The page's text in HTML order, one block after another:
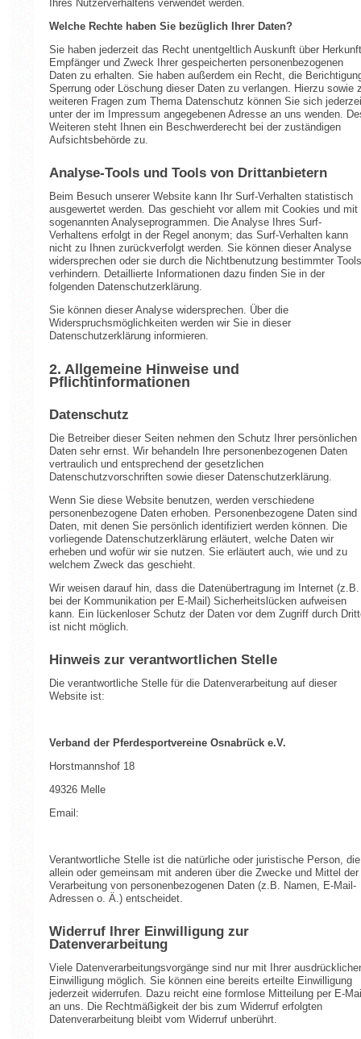
Ihres Nutzerverhaltens verwendet werden.
Welche Rechte haben Sie bezüglich Ihrer Daten?
Sie haben jederzeit das Recht unentgeltlich Auskunft über
Empfänger und Zweck Ihrer gespeicherten personenbezogenen
Daten zu erhalten. Sie haben außerdem ein Recht, die
Sperrung oder Löschung dieser Daten zu verlangen. Hierzu sowie
weiteren Fragen zum Thema Datenschutz können Sie sich
unter der im Impressum angegebenen Adresse an uns wenden.
Weiteren steht Ihnen ein Beschwerderecht bei der zuständigen
Aufsichtsbehörde zu.
Analyse-Tools und Tools von Drittanbietern
Beim Besuch unserer Website kann Ihr Surf-Verhalten statistisch
ausgewertet werden. Das geschieht vor allem mit Cookies und mit
sogenannten Analyseprogrammen. Die Analyse Ihres Surf-
Verhaltens erfolgt in der Regel anonym; das Surf-Verhalten kann
nicht zu Ihnen zurückverfolgt werden. Sie können dieser Analyse
widersprechen oder sie durch die Nichtbenutzung bestimmter Tools
verhindern. Detaillierte Informationen dazu finden Sie in der
folgenden Datenschutzerklärung.
Sie können dieser Analyse widersprechen. Über die
Widerspruchsmöglichkeiten werden wir Sie in dieser
Datenschutzerklärung informieren.
2. Allgemeine Hinweise und
Pflichtinformationen
Datenschutz
Die Betreiber dieser Seiten nehmen den Schutz Ihrer persönlichen
Daten sehr ernst. Wir behandeln Ihre personenbezogenen Daten
vertraulich und entsprechend der gesetzlichen
Datenschutzvorschriften sowie dieser Datenschutzerklärung.
Wenn Sie diese Website benutzen, werden verschiedene
personenbezogene Daten erhoben. Personenbezogene Daten sind
Daten, mit denen Sie persönlich identifiziert werden können. Die
vorliegende Datenschutzerklärung erläutert, welche Daten wir
erheben und wofür wir sie nutzen. Sie erläutert auch, wie und zu
welchem Zweck das geschieht.
Wir weisen darauf hin, dass die Datenübertragung im Internet (z.B.
bei der Kommunikation per E-Mail) Sicherheitslücken aufweisen
kann. Ein lückenloser Schutz der Daten vor dem Zugriff durch
ist nicht möglich.
Hinweis zur verantwortlichen Stelle
Die verantwortliche Stelle für die Datenverarbeitung auf dieser
Website ist:
Verband der Pferdesportvereine Osnabrück e.V.
Horstmannshof 18
49326 Melle
Email:
Verantwortliche Stelle ist die natürliche oder juristische Person, die
allein oder gemeinsam mit anderen über die Zwecke und Mittel der
Verarbeitung von personenbezogenen Daten (z.B. Namen, E-Mail-
Adressen o. Ä.) entscheidet.
Widerruf Ihrer Einwilligung zur
Datenverarbeitung
Viele Datenverarbeitungsvorgänge sind nur mit Ihrer
Einwilligung möglich. Sie können eine bereits erteilte Einwilligung
jederzeit widerrufen. Dazu reicht eine formlose Mitteilung per E-
an uns. Die Rechtmäßigkeit der bis zum Widerruf erfolgten
Datenverarbeitung bleibt vom Widerruf unberührt.